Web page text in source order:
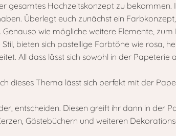
gesamtes Hochzeitskonzept zu bekommen.
Überlegt euch zunächst ein
wie mögliche weitere Elemente, zum
bieten sich pastellige Farbtöne wie rosa,
All dass lässt sich sowohl in der Papeterie
dieses Thema lässt sich perfekt mit der
entscheiden. Diesen greift ihr dann in der
Gästebüchern und weiteren